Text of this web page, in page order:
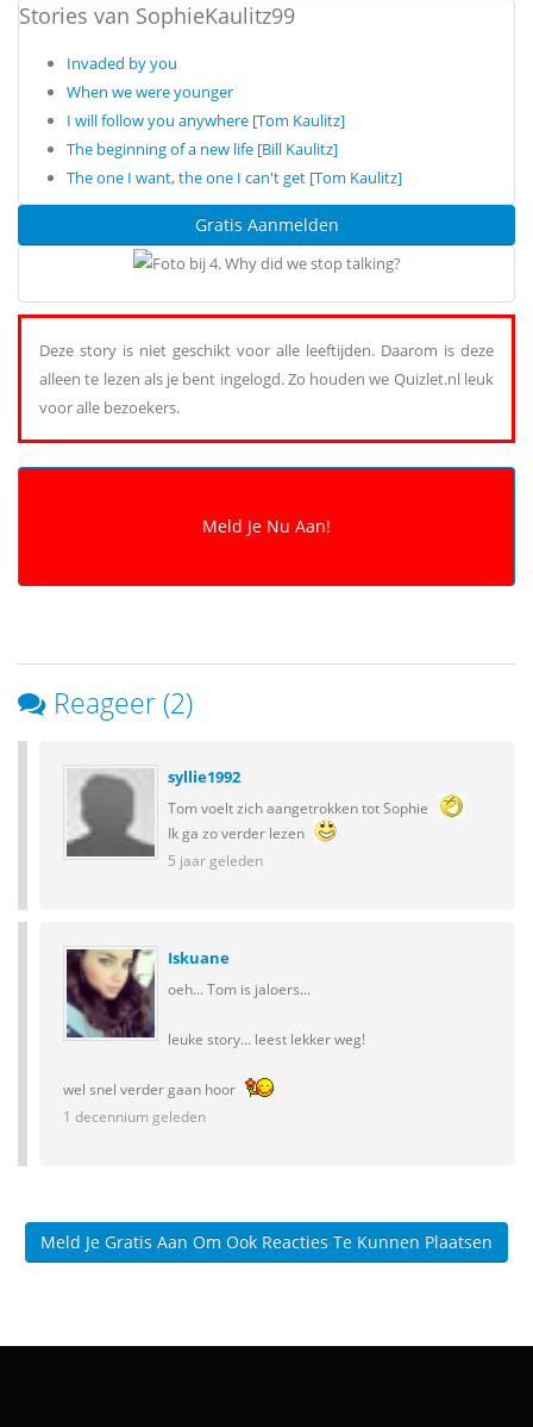
Stories van SophieKaulitz99
Invaded by you
When we were younger
I will follow you anywhere [Tom Kaulitz]
The beginning of a new life [Bill Kaulitz]
The one I want, the one I can't get [Tom Kaulitz]
Gratis Aanmelden
Deze story is niet geschikt voor alle leeftijden. Daarom is deze
alleen te lezen als je bent ingelogd. Zo houden we Quizlet.nl leuk
voor alle bezoekers.
Reageer (2)
syllie1992
Tom voelt zich aangetrokken tot Sophie
Ik ga zo verder lezen
5 jaar geleden
Iskuane
oeh... Tom is jaloers...
leuke story... leest lekker weg!
wel snel verder gaan hoor
1 decennium geleden
Meld Je Gratis Aan Om Ook Reacties Te Kunnen Plaatsen